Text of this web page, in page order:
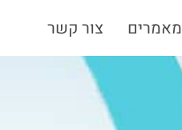
מאמרים צור קשר